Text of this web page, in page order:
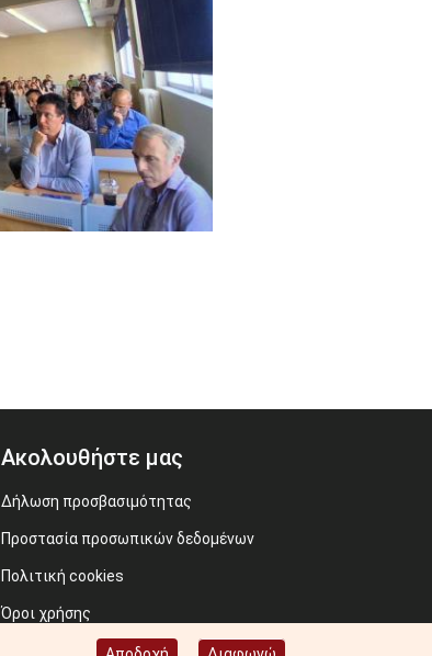
Ακολουθήστε μας
Δήλωση προσβασιμότητας
Προστασία προσωπικών δεδομένων
Πολιτική cookies
Όροι χρήσης
Προηγούμενος ιστότοπος